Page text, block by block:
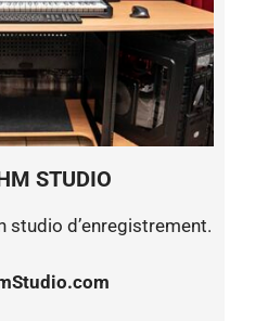
STUDIO
studio d’enregistrement.